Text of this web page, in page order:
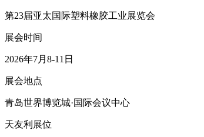
第23届亚太国际塑料橡胶工业展览会
展会时间
2026年7月8-11日
展会地点
青岛世界博览城·国际会议中心
天友利展位